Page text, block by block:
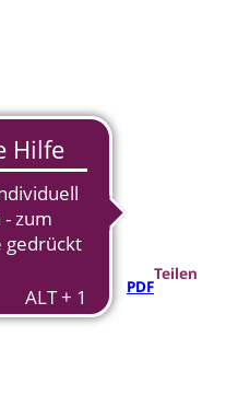
PDF
Teilen